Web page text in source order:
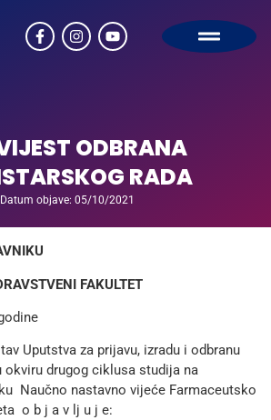
ODBRANA
RADA
Datum objave: 05/10/2021
FAKULTET
Uputstva za prijavu, izradu i odbranu
okviru drugog ciklusa studija na
Naučno nastavno vijeće Farmaceutsko
o b j a v lj u j e: